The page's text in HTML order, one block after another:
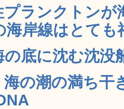
ランクトンが
岸線はとても
底に沈む沈没
の潮の満ち干